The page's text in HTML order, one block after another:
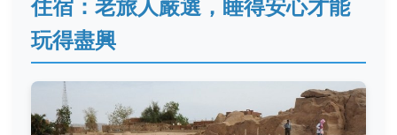
住宿：老旅人嚴選，睡得安心才能
玩得盡興